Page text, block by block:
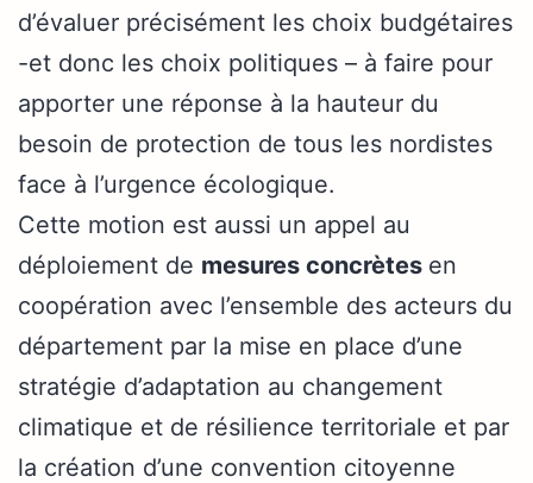
d’évaluer précisément les choix budgétaires
-et donc les choix politiques – à faire pour
apporter une réponse à la hauteur du
besoin de protection de tous les nordistes
face à l’urgence écologique.
Cette motion est aussi un appel au
déploiement de mesures concrètes en
coopération avec l’ensemble des acteurs du
département par la mise en place d’une
stratégie d’adaptation au changement
climatique et de résilience territoriale et par
la création d’une convention citoyenne